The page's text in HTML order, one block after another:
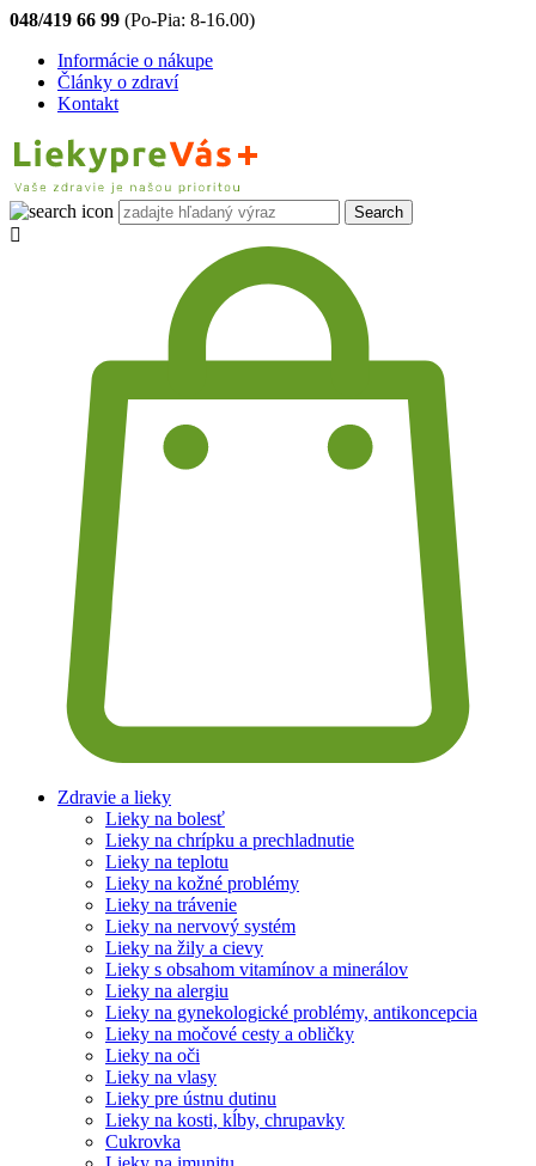
048/419 66 99 (Po-Pia: 8-16.00)
Informácie o nákupe
Články o zdraví
Kontakt
Zdravie a lieky
Lieky na bolesť
Lieky na chrípku a prechladnutie
Lieky na teplotu
Lieky na kožné problémy
Lieky na trávenie
Lieky na nervový systém
Lieky na žily a cievy
Lieky s obsahom vitamínov a minerálov
Lieky na alergiu
Lieky na gynekologické problémy, antikoncepcia
Lieky na močové cesty a obličky
Lieky na oči
Lieky na vlasy
Lieky pre ústnu dutinu
Lieky na kosti, kĺby, chrupavky
Cukrovka